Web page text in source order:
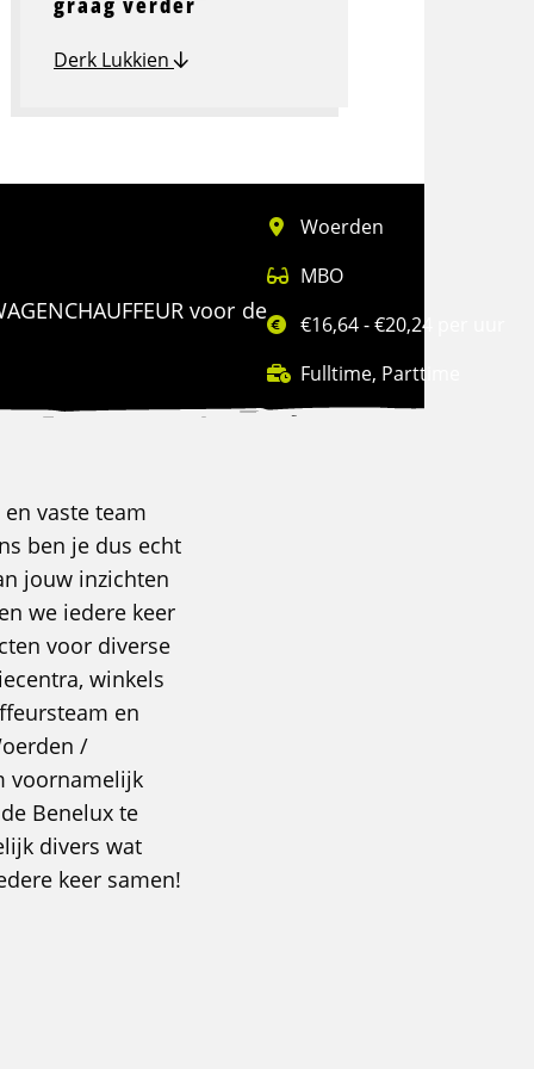
Derk Lukkien
voor de
Woerden
MBO
€16,64 - €20,24 per uur
Fulltime, Parttime
vaste team
ben je dus echt
jouw inzichten
we iedere keer
voor diverse
winkels
en
/
voornamelijk
Benelux te
divers wat
keer samen!